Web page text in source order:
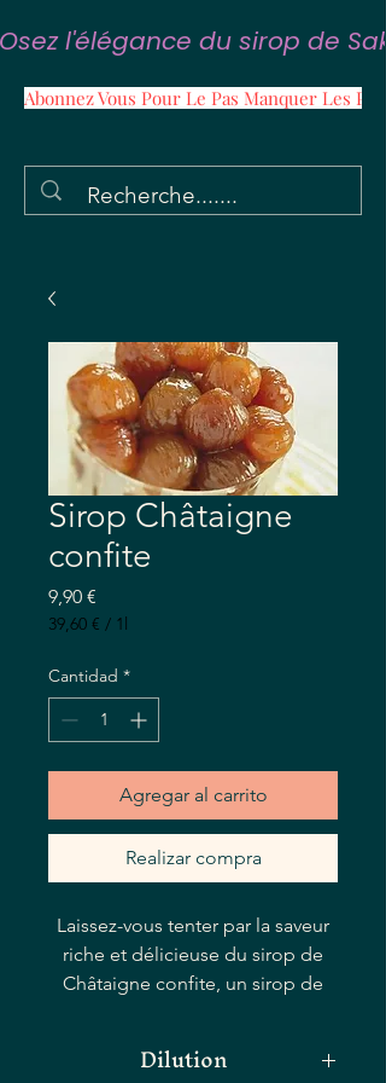
Osez l'élégance du sirop de
Abonnez Vous Pour Le Pas Manquer Les
Sirop Châtaigne
confite
9,90 €
39,60 € / 1l
por
1
Litro
Cantidad *
Agregar al carrito
Realizar compra
Laissez-vous tenter par la saveur
riche et délicieuse du sirop de
Châtaigne confite, un sirop de
votre café, chocolat chaud ou
Dilution